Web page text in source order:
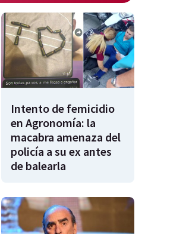
Intento de femicidio
en Agronomía: la
macabra amenaza del
policía a su ex antes
de balearla